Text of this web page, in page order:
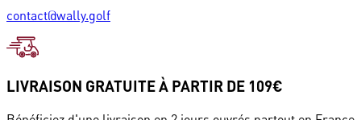
contact@wally.golf
LIVRAISON GRATUITE À PARTIR DE 109€